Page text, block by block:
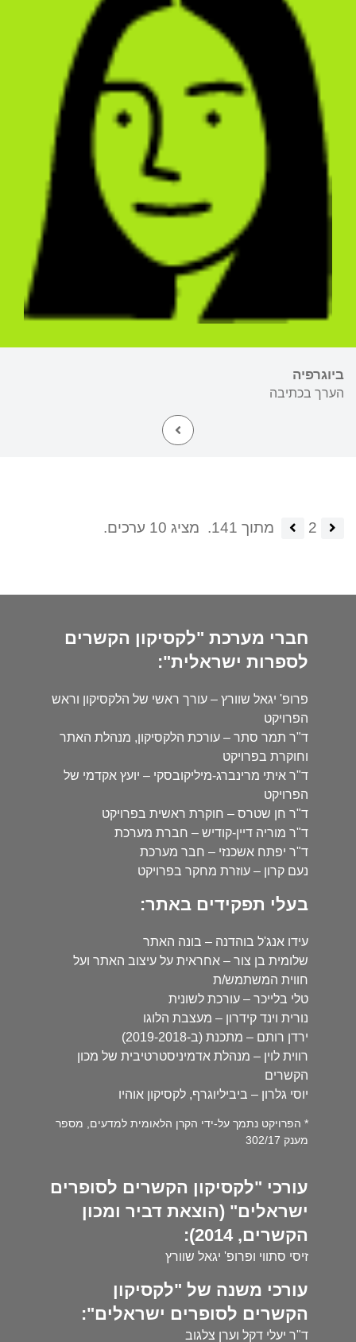
ביוגרפיה
הערך בכתיבה
2 מתוך 141. מציג 10 ערכים.
חברי מערכת "לקסיקון הקשרים
לספרות ישראלית":
פרופ' יגאל שוורץ – עורך ראשי של הלקסיקון וראש
הפרויקט
ד"ר תמר סתר – עורכת הלקסיקון, מנהלת האתר
וחוקרת בפרויקט
ד"ר איתי מרינברג-מיליקובסקי – יועץ אקדמי של
הפרויקט
ד"ר חן שטרס – חוקרת ראשית בפרויקט
ד"ר מוריה דיין-קודיש – חברת מערכת
ד"ר יפתח אשכנזי – חבר מערכת
נעם קרון – עוזרת מחקר בפרויקט
בעלי תפקידים באתר:
עידו אנג'ל בוהדנה – בונה האתר
שלומית בן צור – אחראית על עיצוב האתר ועל
חווית המשתמש/ת
טלי בלייכר – עורכת לשונית
נורית וינד קידרון – מעצבת הלוגו
ירדן רותם – מתכנת (ב-2019-2018)
רווית לוין – מנהלת אדמיניסטרטיבית של מכון
הקשרים
יוסי גלרון – ביביליוגרף, לקסיקון אוהיו
* הפרויקט נתמך על-ידי הקרן הלאומית למדעים, מספר
מענק 302/17
עורכי "לקסיקון הקשרים לסופרים
ישראלים" (הוצאת דביר ומכון
הקשרים, 2014):
זיסי סתווי ופרופ' יגאל שוורץ
עורכי משנה של "לקסיקון
הקשרים לסופרים ישראלים":
ד"ר יעלי דקל וערן צלגוב